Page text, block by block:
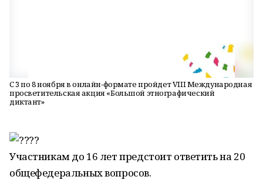
С 3 по 8 ноября в онлайн-формате пройдет VIII Международная
просветительская акция «Большой этнографический
диктант»
Участникам до 16 лет предстоит ответить на 20
общефедеральных вопросов.